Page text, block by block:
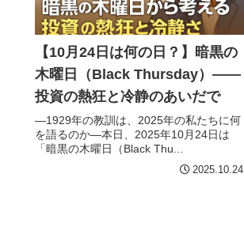
【10月24日は何の日？】暗黒の
木曜日（Black Thursday）――
投資の熱狂と冷静のあいだで
―1929年の教訓は、2025年の私たちに何
を語るのか―本日、2025年10月24日は
「暗黒の木曜日（Black Thu...
2025.10.24